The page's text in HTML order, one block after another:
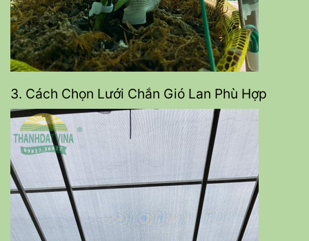
3. Cách Chọn Lưới Chắn Gió Lan Phù Hợp